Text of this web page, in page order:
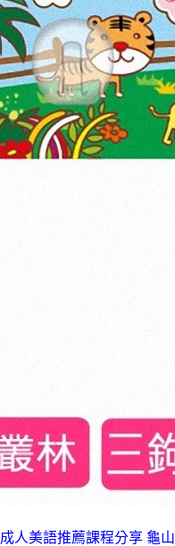
成人美語推薦課程分享 龜山